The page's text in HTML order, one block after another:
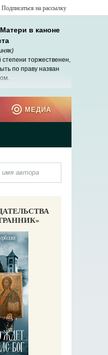
Подписаться на рассылку
в каноне
торжественен,
по праву назван
МЕДИА